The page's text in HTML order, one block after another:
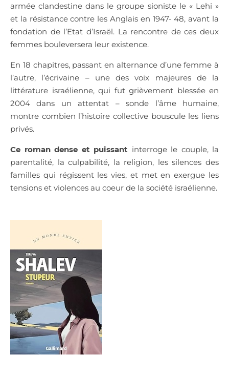
armée clandestine dans le groupe sioniste le « Lehi »
et la résistance contre les Anglais en 1947- 48, avant la
fondation de l’Etat d’Israël. La rencontre de ces deux
femmes bouleversera leur existence.
En 18 chapitres, passant en alternance d’une femme à
l’autre, l’écrivaine – une des voix majeures de la
littérature israélienne, qui fut grièvement blessée en
2004 dans un attentat –sonde l’âme humaine,
montre combien l’histoire collective bouscule les liens
privés.
Ce roman dense et puissant interroge le couple, la
parentalité, la culpabilité, la religion, les silences des
familles qui régissent les vies, et met en exergue les
tensions et violences au coeur de la société israélienne.